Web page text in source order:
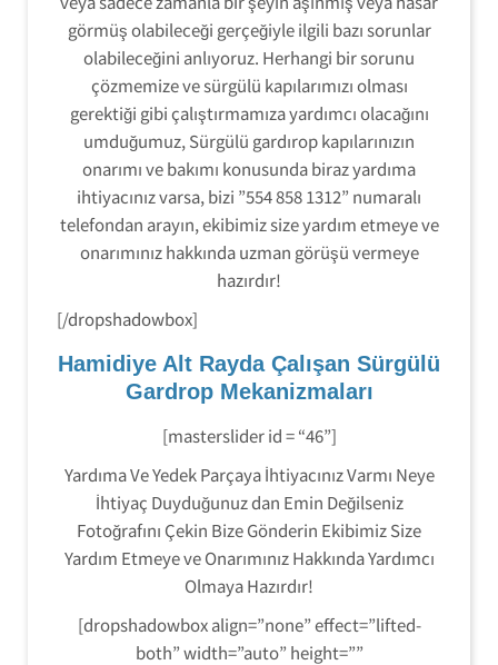
görmüş olabileceği gerçeğiyle ilgili bazı sorunlar
olabileceğini anlıyoruz. Herhangi bir sorunu
çözmemize ve sürgülü kapılarımızı olması
gerektiği gibi çalıştırmamıza yardımcı olacağını
umduğumuz, Sürgülü gardırop kapılarınızın
onarımı ve bakımı konusunda biraz yardıma
ihtiyacınız varsa, bizi ”554 858 1312” numaralı
telefondan arayın, ekibimiz size yardım etmeye ve
onarımınız hakkında uzman görüşü vermeye
hazırdır!
[/dropshadowbox]
Hamidiye Alt Rayda Çalışan Sürgülü
Gardrop Mekanizmaları
[masterslider id = “46”]
Yardıma Ve Yedek Parçaya İhtiyacınız Varmı Neye
İhtiyaç Duyduğunuz dan Emin Değilseniz
Fotoğrafını Çekin Bize Gönderin Ekibimiz Size
Yardım Etmeye ve Onarımınız Hakkında Yardımcı
Olmaya Hazırdır!
[dropshadowbox align=”none” effect=”lifted-
both” width=”auto” height=””